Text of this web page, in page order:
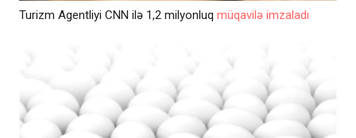
Turizm Agentliyi CNN ilə 1,2 milyonluq müqavilə imzaladı